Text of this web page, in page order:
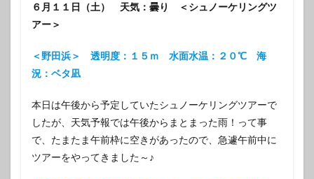
６月１１日（土） 天気：曇り ＜シュノーケリングツ
アー＞
＜野田浜＞ 透明度：１５ｍ 水面水温：２０℃ 海
況：ベタ凪
本日は午後から予定していたシュノーケリングツアーで
したが、天気予報では午後からまとまった雨！って事
で、たまたま午前枠に空きがあったので、急遽午前中に
ツアーをやってきました～♪